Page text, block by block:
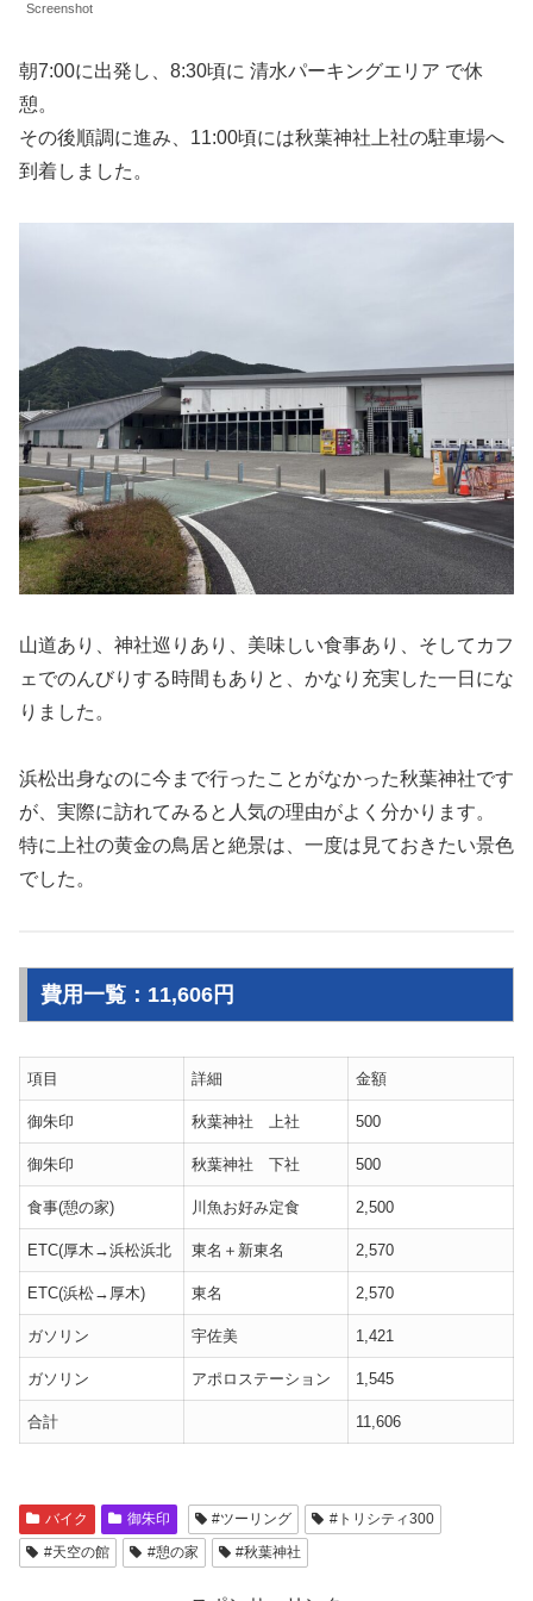
Screenshot
朝7:00に出発し、8:30頃に 清水パーキングエリア で休
憩。
その後順調に進み、11:00頃には秋葉神社上社の駐車場へ
到着しました。
山道あり、神社巡りあり、美味しい食事あり、そしてカフ
ェでのんびりする時間もありと、かなり充実した一日にな
りました。
浜松出身なのに今まで行ったことがなかった秋葉神社です
が、実際に訪れてみると人気の理由がよく分かります。
特に上社の黄金の鳥居と絶景は、一度は見ておきたい景色
でした。
費用一覧：11,606円
項目 詳細 金額
御朱印 秋葉神社 上社 500
御朱印 秋葉神社 下社 500
食事(憩の家) 川魚お好み定食 2,500
ETC(厚木→浜松浜北 東名＋新東名 2,570
ETC(浜松→厚木) 東名 2,570
ガソリン 宇佐美 1,421
ガソリン アポロステーション 1,545
合計 11,606
バイク 御朱印 #ツーリング
#トリシティ300
#天空の館
#憩の家 #秋葉神社